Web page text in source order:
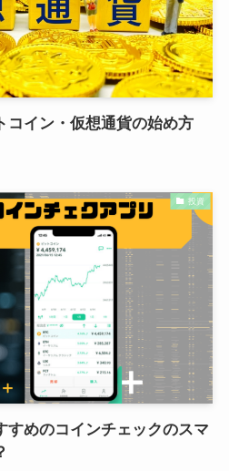
コイン・仮想通貨の始め方
投資
すめのコインチェックのスマ